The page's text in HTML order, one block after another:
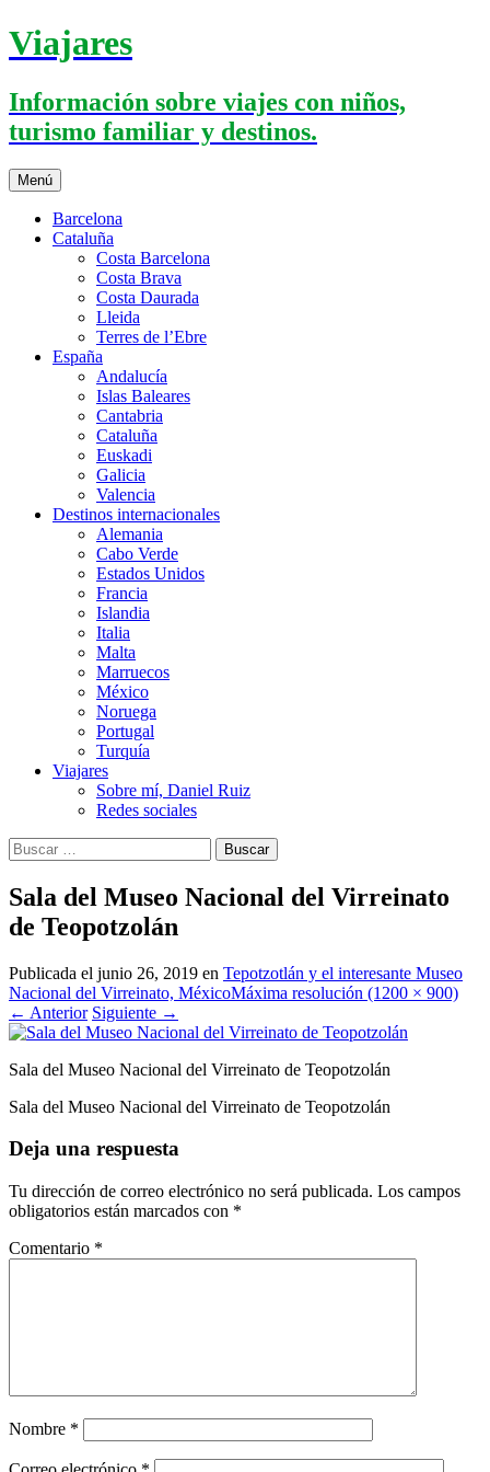
Saltar
al
Viajares
Información sobre viajes con niños,
turismo familiar y destinos.
Menú
Barcelona
Cataluña
Costa Barcelona
Costa Brava
Costa Daurada
Lleida
Terres de l’Ebre
España
Andalucía
Islas Baleares
Cantabria
Cataluña
Euskadi
Galicia
Valencia
Destinos internacionales
Alemania
Cabo Verde
Estados Unidos
Francia
Islandia
Italia
Malta
Marruecos
México
Noruega
Portugal
Turquía
Viajares
Sobre mí, Daniel Ruiz
Redes sociales
Buscar:
Sala del Museo Nacional del Virreinato
de Teopotzolán
Publicada el junio 26, 2019 en Tepotzotlán y el interesante Museo
Nacional del Virreinato, MéxicoMáxima resolución (1200 × 900)
← Anterior Siguiente →
Sala del Museo Nacional del Virreinato de Teopotzolán
Sala del Museo Nacional del Virreinato de Teopotzolán
Deja una respuesta
Tu dirección de correo electrónico no será publicada. Los campos
obligatorios están marcados con *
Comentario *
Nombre *